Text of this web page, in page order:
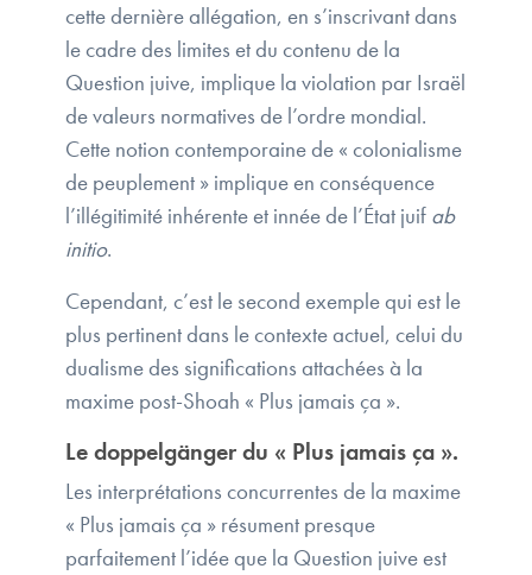
cette dernière allégation, en s’inscrivant dans
le cadre des limites et du contenu de la
Question juive, implique la violation par Israël
de valeurs normatives de l’ordre mondial.
Cette notion contemporaine de « colonialisme
de peuplement » implique en conséquence
l’illégitimité inhérente et innée de l’État juif ab
initio.
Cependant, c’est le second exemple qui est le
plus pertinent dans le contexte actuel, celui du
dualisme des significations attachées à la
maxime post-Shoah « Plus jamais ça ».
Le doppelgänger du « Plus jamais ça ».
Les interprétations concurrentes de la maxime
« Plus jamais ça » résument presque
parfaitement l’idée que la Question juive est